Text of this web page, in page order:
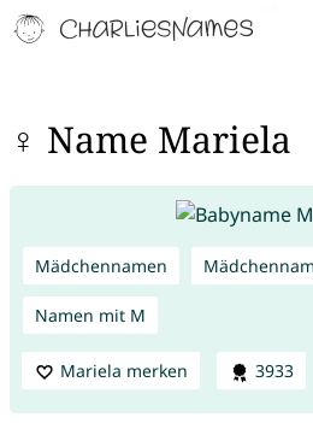
♀ Name Mariela
Mädchennamen
Namen mit M
Mariela merken 3933